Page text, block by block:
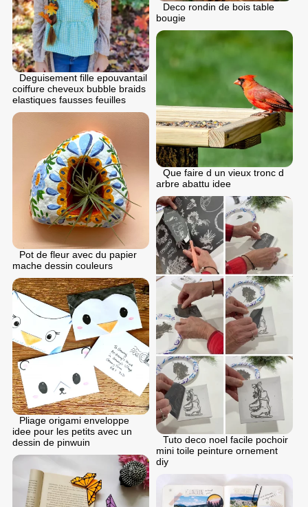
Deguisement fille epouvantail
coiffure cheveux bubble braids
elastiques fausses feuilles
Deco rondin de bois table
bougie
Que faire d un vieux tronc d
arbre abattu idee
Pot de fleur avec du papier
mache dessin couleurs
Tuto deco noel facile pochoir
mini toile peinture ornement
diy
Pliage origami enveloppe
idee pour les petits avec un
dessin de pinwuin